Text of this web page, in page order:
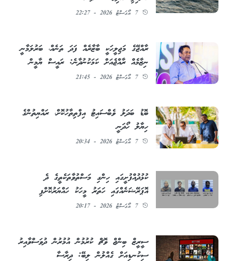
7 އޯގަސްޓު 2026 - 22:27
ރާއްޖޭގެ މަޖިލީހަކީ ބާޒާރެއް ފަދަ ތަނެއް، ބަރުލަމާނީ
ނިޒާމެއް ރާއްޖެއަށް ކަމަކުނުދާނެ: ރައީސް ޔާމީން
7 އޯގަސްޓު 2026 - 21:45
ބޮޑު ބަދަލު ވެބްސައިޓު އިފްތިތާހުކޮށް، ރައްޔިތުންގެ
ހިޔާލު ހޯދަނީ
7 އޯގަސްޓު 2026 - 20:34
ކުޅުދުއްފުށީގައި ހިންގި މަސްތުވާތަކެތީގެ ދެ
އޮޕަރޭޝަނެއްގައި ހަތަރު މީހަކު ހައްޔަރުކޮށްފި
7 އޯގަސްޓު 2026 - 20:17
ސީރީޒް ބިންޖް ވޮޗް ކުރުމުން އުމުރުން ދުވަސްވާއިރު
ސިކުނޑިއަށް ގެއްލުން ލިބޭ: ދިރާސާ